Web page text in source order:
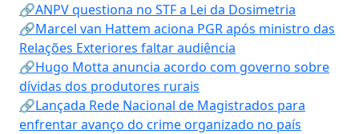
🔗ANPV questiona no STF a Lei da Dosimetria
🔗Marcel van Hattem aciona PGR após ministro das
Relações Exteriores faltar audiência
🔗Hugo Motta anuncia acordo com governo sobre
dívidas dos produtores rurais
🔗Lançada Rede Nacional de Magistrados para
enfrentar avanço do crime organizado no país